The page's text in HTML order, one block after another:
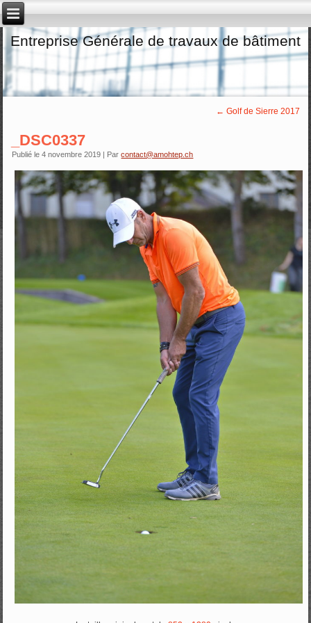
Entreprise Générale de travaux de bâtiment
← Golf de Sierre 2017
_DSC0337
Publié le 4 novembre 2019 | Par contact@amohtep.ch